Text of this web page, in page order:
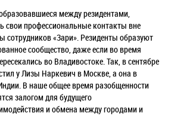
между резидентами,
свои профессиональные контакты вне
сотрудников «Зари». Резиденты образуют
сообщество, даже если во время
во Владивостоке. Так, в сентябре
у Лизы Наркевич в Москве, а она в
В наше общее время разобщенности
залогом для будущего
и обмена между городами и